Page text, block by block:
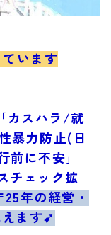
います
｢カスハラ/就
暴力防止(日
前に不安｣
チェック拡
25年の経営・
ます➹